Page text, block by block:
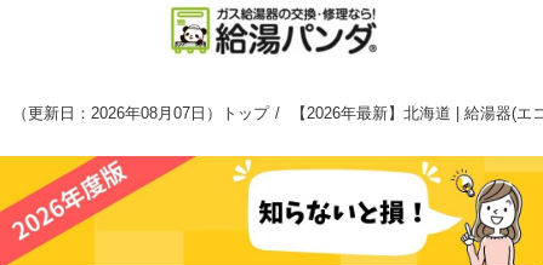
（更新日：2026年08月07日 ） トップ 【2026年最新】北海道 | 給湯器(